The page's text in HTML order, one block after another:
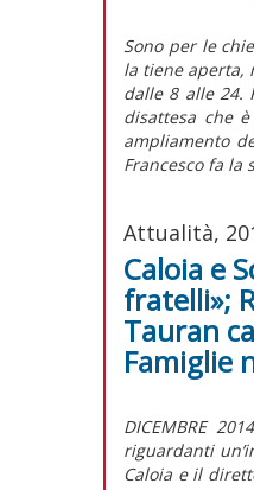
Sono per le
la tiene aperta,
dalle 8 alle 24.
disattesa che
ampliamento
Francesco fa la
Attualità,
Caloia e
fratelli»;
Tauran
Famiglie
DICEMBRE
riguardanti
Caloia e il